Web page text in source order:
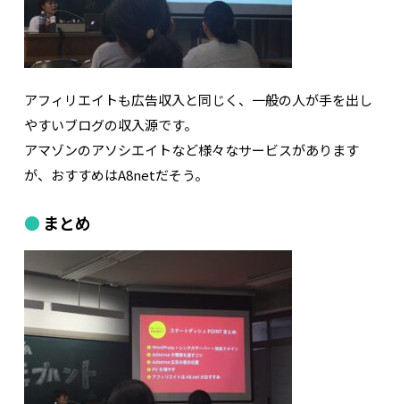
アフィリエイトも広告収入と同じく、一般の人が手を出し
やすいブログの収入源です。
アマゾンのアソシエイトなど様々なサービスがあります
が、おすすめはA8netだそう。
まとめ